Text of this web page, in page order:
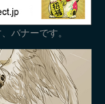
バナーです。